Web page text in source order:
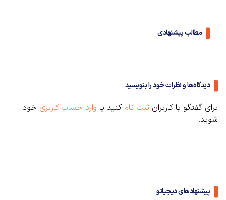
مطالب پیشنهادی
دیدگاه‌ها و نظرات خود را بنویسید
برای گفتگو با کاربران ثبت نام کنید یا وارد حساب کاربری خود
شوید.
پیشنهادهای دیجیاتو